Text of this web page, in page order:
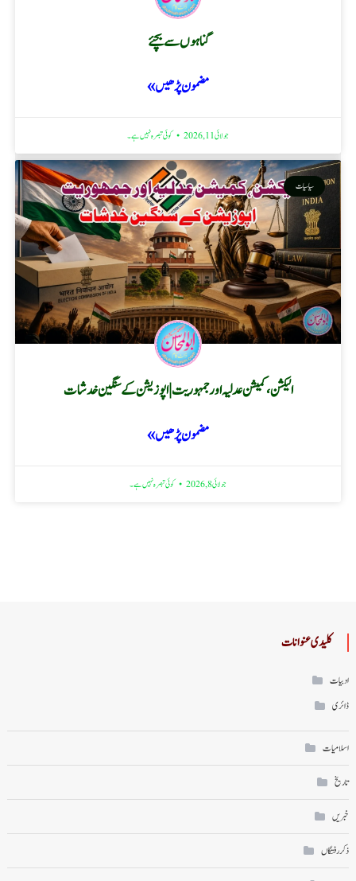
گناہوں سے بچئے
مضمون پڑھیں »
جولائی 11, 2026 کوئی تبصرہ نہیں ہے۔
سیاسیات
الیکشن، کمیشن عدلیہ اور جمہوریت | اپوزیشن کے سنگین خدشات
مضمون پڑھیں »
جولائی 8, 2026 کوئی تبصرہ نہیں ہے۔
کلیدی عنوانات
ادبیات
ڈائری
اسلامیات
تاریخ
خبریں
ذکر رفتگاں